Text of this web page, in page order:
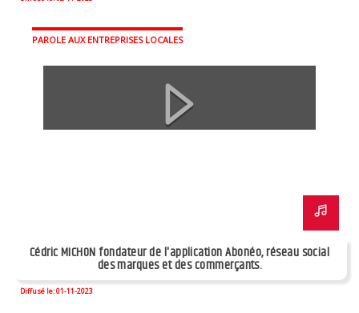
PAROLE AUX ENTREPRISES LOCALES
Cédric MICHON fondateur de l'application Abonéo, réseau social
des marques et des commerçants.
Diffusé le: 01-11-2023